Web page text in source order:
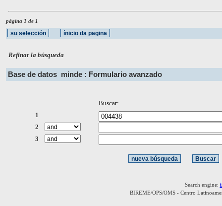
página 1 de 1
Refinar la búsqueda
Base de datos minde : Formulario avanzado
Buscar:
1
2
3
Search engine:
BIREME/OPS/OMS - Centro